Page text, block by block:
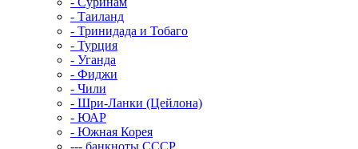
- Таиланд
- Тринидада и Тобаго
- Турция
- Уганда
- Фиджи
- Чили
- Шри-Ланки (Цейлона)
- ЮАР
- Южная Корея
--- банкноты СССР